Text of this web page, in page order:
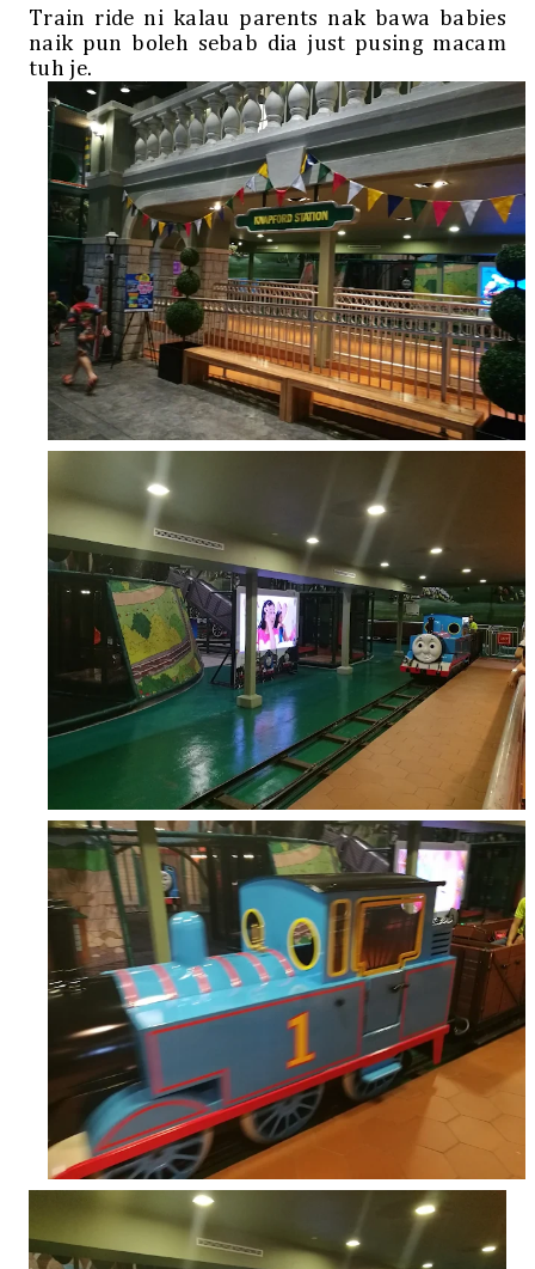
Train ride ni kalau parents nak bawa babies
naik pun boleh sebab dia just pusing macam
tuh je.